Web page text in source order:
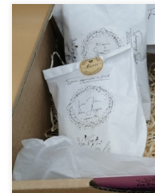
Pour faire profiter vos
de toilette naturels, voici
proposés en partenariat
https://www.les-
naissance-enfancevoici
contenant un
spécialement conçus